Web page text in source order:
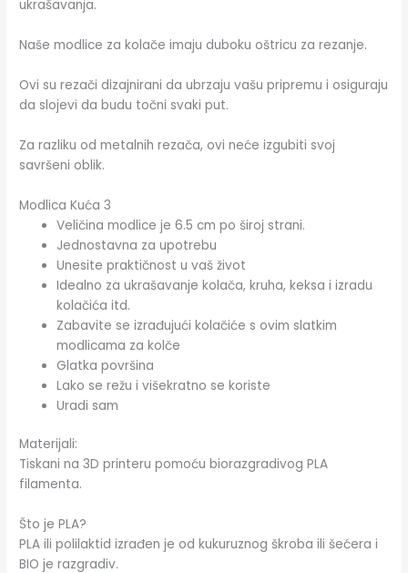
ukrašavanja.
Naše modlice za kolače imaju duboku oštricu za rezanje.
Ovi su rezači dizajnirani da ubrzaju vašu pripremu i osiguraju
da slojevi da budu točni svaki put.
Za razliku od metalnih rezača, ovi neće izgubiti svoj
savršeni oblik.
Modlica Kuća 3
Veličina modlice je 6.5 cm po široj strani.
Jednostavna za upotrebu
Unesite praktičnost u vaš život
Idealno za ukrašavanje kolača, kruha, keksa i izradu
kolačića itd.
Zabavite se izrađujući kolačiće s ovim slatkim
modlicama za kolče
Glatka površina
Lako se režu i višekratno se koriste
Uradi sam
Materijali:
Tiskani na 3D printeru pomoću biorazgradivog PLA
filamenta.
Što je PLA?
PLA ili polilaktid izrađen je od kukuruznog škroba ili šećera i
BIO je razgradiv.